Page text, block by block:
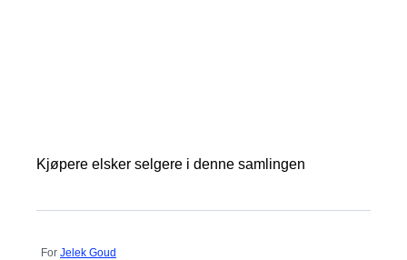
Kjøpere elsker selgere i denne samlingen
For Jelek Goud